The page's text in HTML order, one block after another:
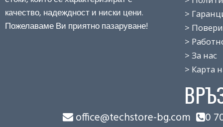
качество, надеждност и ниски цени.
Пожелаваме Ви приятно пазаруване!
>
>
> Работно
> За нас
> Карта на
office@techstore-bg.com 0